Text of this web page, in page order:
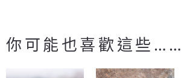
你可能也喜歡這些……